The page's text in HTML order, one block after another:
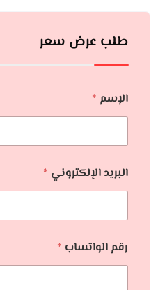
طلب عرض سعر
الإسم *
البريد الإلكتروني *
رقم الواتساب *